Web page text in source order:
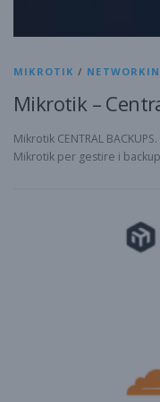
MIKROTIK /
Mikrotik –
Mikrotik CENTRAL
Mikrotik per gestire i